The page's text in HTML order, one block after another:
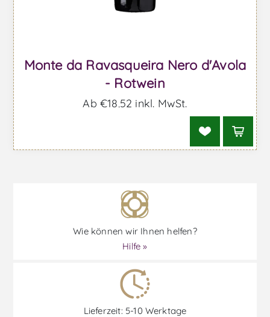
Monte da Ravasqueira Nero d'Avola
- Rotwein
Ab €18,52 inkl. MwSt.
Wie können wir Ihnen helfen?
Hilfe »
Lieferzeit: 5-10 Werktage